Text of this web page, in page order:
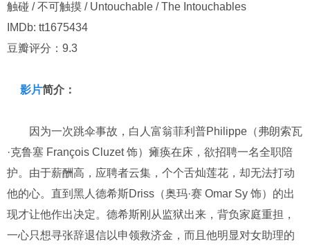
触碰 / 不可触摸 / Untouchable / The Intouchables
IMDb: tt1675434
豆瓣评分：9.3
影片简介：
因为一次跳伞事故，白人富翁菲利普Philippe（弗朗索瓦
·克鲁塞 François Cluzet 饰）瘫痪在床，欲招聘一名全职陪
护。由于薪酬高，应聘者云集，个个舌灿莲花，却无法打动
他的心。直到黑人德希斯Driss（奥玛·赛 Omar Sy 饰）的出
现才让他作出决定。德希斯刚从监狱出来，背负家庭重担，
一心只想寻张辞退信以申领救济金，而且他明显对女助理的